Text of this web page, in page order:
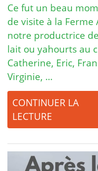
Ce fut un beau
de visite à la Ferme
notre productrice
lait ou yahourts au
Catherine, Eric,
Virginie, …
CONTINUER LA
LECTURE